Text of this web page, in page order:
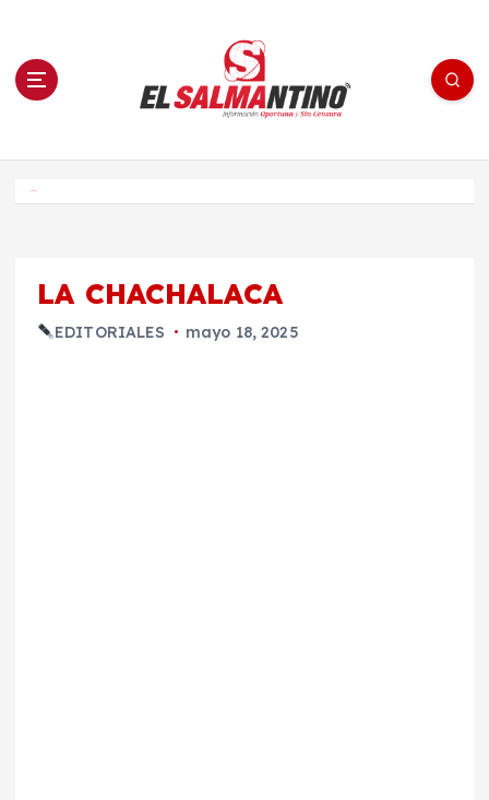
n El Salmantino - medios/noticias/editorial
LA CHACHALACA
EDITORIALES mayo 18, 2025